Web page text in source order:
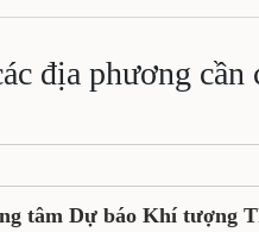
TRƯỜNG THỂ THAO
địa phương cần
tâm Dự báo Khí tượng